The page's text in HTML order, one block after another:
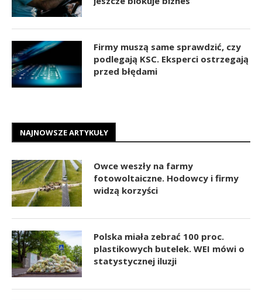
Firmy muszą same sprawdzić, czy
podlegają KSC. Eksperci ostrzegają
przed błędami
NAJNOWSZE ARTYKUŁY
Owce weszły na farmy
fotowoltaiczne. Hodowcy i firmy
widzą korzyści
Polska miała zebrać 100 proc.
plastikowych butelek. WEI mówi o
statystycznej iluzji